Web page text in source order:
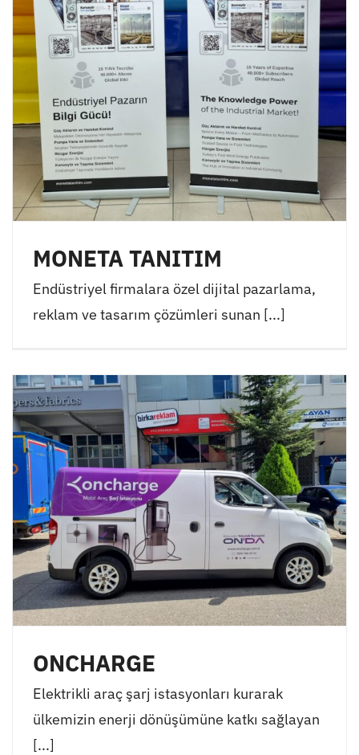
MONETA TANITIM
Endüstriyel firmalara özel dijital pazarlama,
reklam ve tasarım çözümleri sunan [...]
ONCHARGE
Elektrikli araç şarj istasyonları kurarak
ülkemizin enerji dönüşümüne katkı sağlayan
[...]